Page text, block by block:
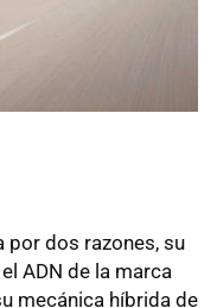
por dos razones, su
ADN de la marca
mecánica híbrida de